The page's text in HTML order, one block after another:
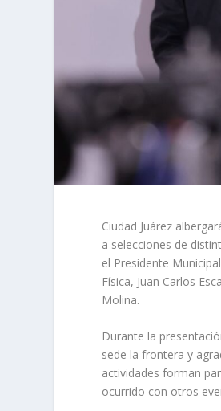
Ciudad Juárez
a selecciones de
el Presidente
Física, Juan Carlos
Molina.
Durante la
sede la frontera y
actividades forman
ocurrido con otros